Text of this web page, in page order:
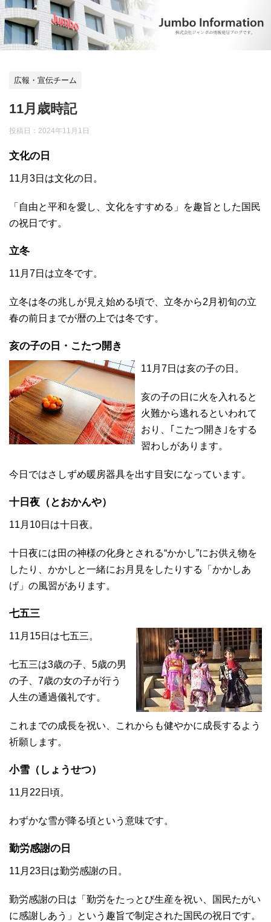
広報・宣伝チーム
11月歳時記
投稿日： 2024年11月1日
文化の日
11月3日は文化の日。
「自由と平和を愛し、文化をすすめる」を趣旨とした国民
の祝日です。
立冬
11月7日は立冬です。
立冬は冬の兆しが見え始める頃で、立冬から2月初旬の立
春の前日までが暦の上では冬です。
亥の子の日・こたつ開き
11月7日は亥の子の日。
亥の子の日に火を入れると
火難から逃れるといわれて
おり、｢こたつ開き｣をする
習わしがあります。
今日ではさしずめ暖房器具を出す目安になっています。
十日夜（とおかんや）
11月10日は十日夜。
十日夜には田の神様の化身とされる“かかし”にお供え物を
したり、かかしと一緒にお月見をしたりする「かかしあ
げ」の風習があります。
七五三
11月15日は七五三。
七五三は3歳の子、5歳の男
の子、7歳の女の子が行う
人生の通過儀礼です。
これまでの成長を祝い、これからも健やかに成長するよう
祈願します。
小雪（しょうせつ）
11月22日頃。
わずかな雪が降る頃という意味です。
勤労感謝の日
11月23日は勤労感謝の日。
勤労感謝の日は「勤労をたっとび生産を祝い、国民たがい
に感謝しあう」という趣旨で制定された国民の祝日です。